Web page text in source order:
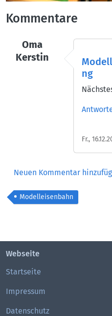
Kommentare
Oma
Kerstin
ng
Fr.,
Neuen Kommentar
Modelleisenbahn
Webseite
Startseite
Impressum
Datenschutz